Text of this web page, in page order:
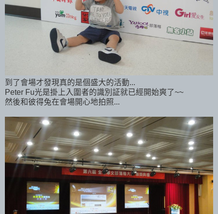
到了會場才發現真的是個盛大的活動...
Peter Fu光是掛上入圍者的識別証就已經開始爽了~~
然後和彼得兔在會場開心地拍照...